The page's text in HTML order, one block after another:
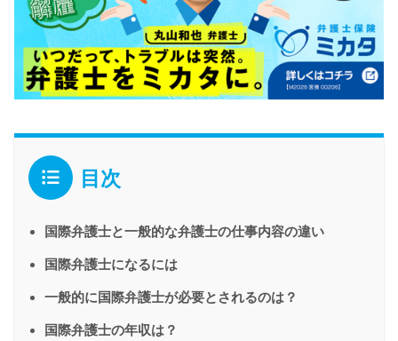
目次
国際弁護士と一般的な弁護士の仕事内容の違い
国際弁護士になるには
一般的に国際弁護士が必要とされるのは？
国際弁護士の年収は？